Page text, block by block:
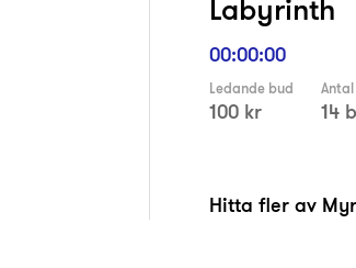
Labyrinth
00:00:00
Ledande bud
100 kr 14
Hitta fler av